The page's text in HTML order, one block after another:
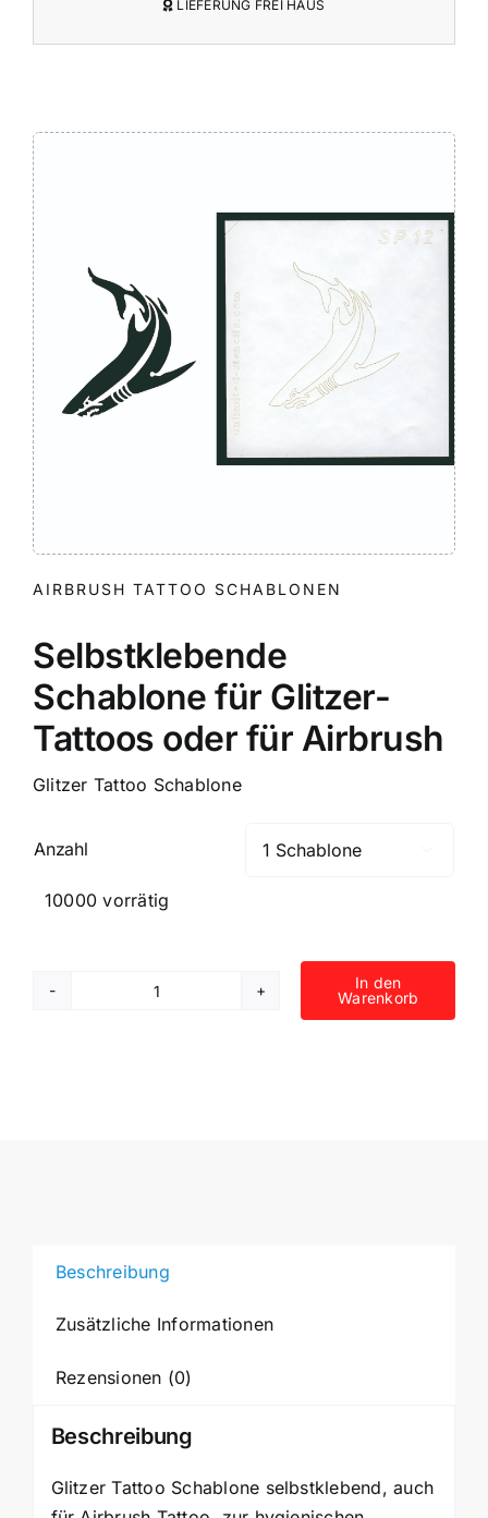
LIEFERUNG FREI HAUS
AIRBRUSH TATTOO SCHABLONEN
Selbstklebende
Schablone für Glitzer-
Tattoos oder für Airbrush
Glitzer Tattoo Schablone
Anzahl
10000 vorrätig
Selbstklebende
In den
Warenkorb
Beschreibung
Zusätzliche Informationen
Rezensionen (0)
Beschreibung
Glitzer Tattoo Schablone selbstklebend, auch